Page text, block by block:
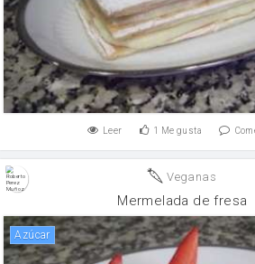
Leer 1 Me gusta
Veganas
Mermelada de fresa
Azúcar